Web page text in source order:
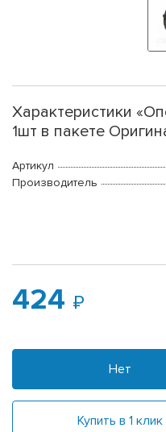
Характеристики
1шт в пакете
Артикул
Производитель
424
Нет
Купить в 1 клик